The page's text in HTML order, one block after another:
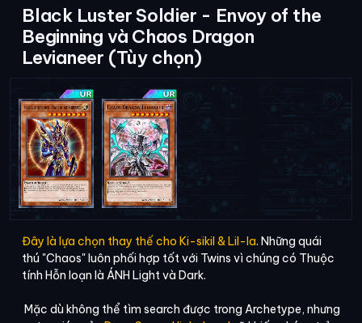
Black Luster Soldier - Envoy of the
Beginning và Chaos Dragon
Levianeer (Tùy chọn)
Đây là lựa chọn thay thế cho Ki-sikil & Lil-la. Những quái
thú "Chaos" luôn phối hợp tốt với Twins vì chúng có Thuộc
tính Hỗn loạn là ÁNH Light và Dark.
Mặc dù không thể tìm search được trong Archetype, nhưng